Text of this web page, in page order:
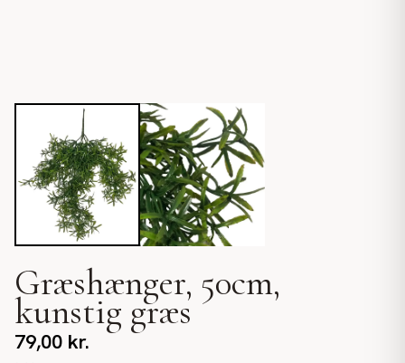
Græshænger, 50cm,
kunstig græs
79,00 kr.